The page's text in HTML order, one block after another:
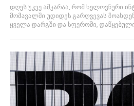
დღეს უკვე აშკარაა, რომ ხელოვნური
მომავალში უდიდეს გარღვევას
ყველა დარგში და სფეროში,